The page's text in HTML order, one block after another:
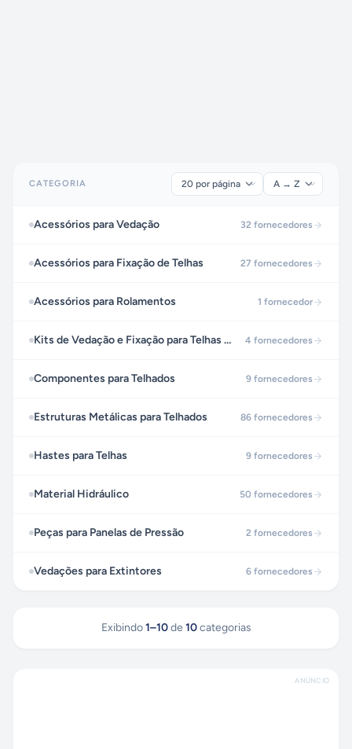
CATEGORIA
Acessórios para Vedação 32 fornecedores
Acessórios para Fixação de Telhas 27 fornecedores
Acessórios para Rolamentos 1 fornecedor
Kits de Vedação e Fixação para Telhas de PVC 4 fornecedores
Componentes para Telhados 9 fornecedores
Estruturas Metálicas para Telhados 86 fornecedores
Hastes para Telhas 9 fornecedores
Material Hidráulico 50 fornecedores
Peças para Panelas de Pressão 2 fornecedores
Vedações para Extintores 6 fornecedores
Exibindo 1–10 de 10 categorias
ANÚNCIO